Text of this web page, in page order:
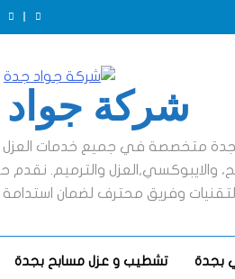
شركة
بجدة متخصصة في جميع خدمات
والايبوكسي,العزل والترميم.
التقنيات وفريق محترف لضمان
بجدة تشطيب و عزل مسابح بجدة